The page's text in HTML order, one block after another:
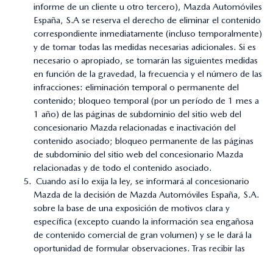
informe de un cliente u otro tercero), Mazda Automóviles
España, S.A se reserva el derecho de eliminar el contenido
correspondiente inmediatamente (incluso temporalmente)
y de tomar todas las medidas necesarias adicionales. Si es
necesario o apropiado, se tomarán las siguientes medidas
en función de la gravedad, la frecuencia y el número de las
infracciones: eliminación temporal o permanente del
contenido; bloqueo temporal (por un período de 1 mes a
1 año) de las páginas de subdominio del sitio web del
concesionario Mazda relacionadas e inactivación del
contenido asociado; bloqueo permanente de las páginas
de subdominio del sitio web del concesionario Mazda
relacionadas y de todo el contenido asociado.
Cuando así lo exija la ley, se informará al concesionario
Mazda de la decisión de Mazda Automóviles España, S.A.
sobre la base de una exposición de motivos clara y
específica (excepto cuando la información sea engañosa
de contenido comercial de gran volumen) y se le dará la
oportunidad de formular observaciones. Tras recibir las